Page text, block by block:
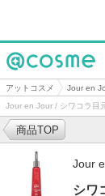
@cosme
アットコスメ Jour en
Jour en Jour / シワコラ目
商品TOP
Jour
シワ